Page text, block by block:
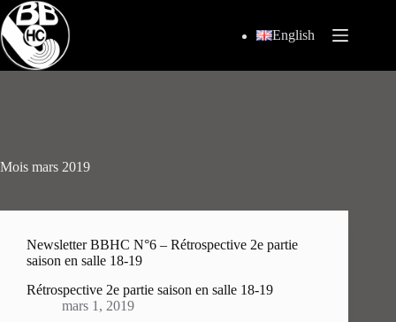
Passer
au
contenu
English
Mois mars 2019
Newsletter BBHC N°6 – Rétrospective 2e partie
saison en salle 18-19
Rétrospective 2e partie saison en salle 18-19
mars 1, 2019